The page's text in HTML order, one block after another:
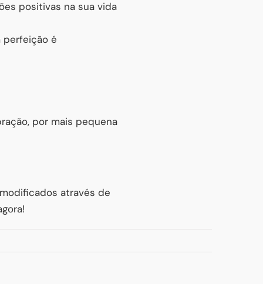
positivas na sua vida
é
por mais pequena
através de